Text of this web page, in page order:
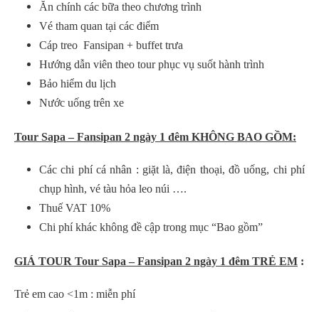
Ăn chính các bữa theo chương trình
Vé tham quan tại các điểm
Cáp treo Fansipan + buffet trưa
Hướng dẫn viên theo tour phục vụ suốt hành trình
Bảo hiểm du lịch
Nước uống trên xe
Tour Sapa – Fansipan 2 ngày 1 đêm KHÔNG BAO GỒM:
Các chi phí cá nhân : giặt là, điện thoại, đồ uống, chi phí
chụp hình, vé tàu hỏa leo núi ….
Thuế VAT 10%
Chi phí khác không đề cập trong mục “Bao gồm”
GIÁ TOUR Tour Sapa – Fansipan 2 ngày 1 đêm TRẺ EM :
Trẻ em cao <1m : miễn phí